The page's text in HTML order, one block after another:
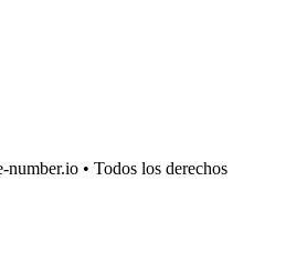
• Todos los derechos